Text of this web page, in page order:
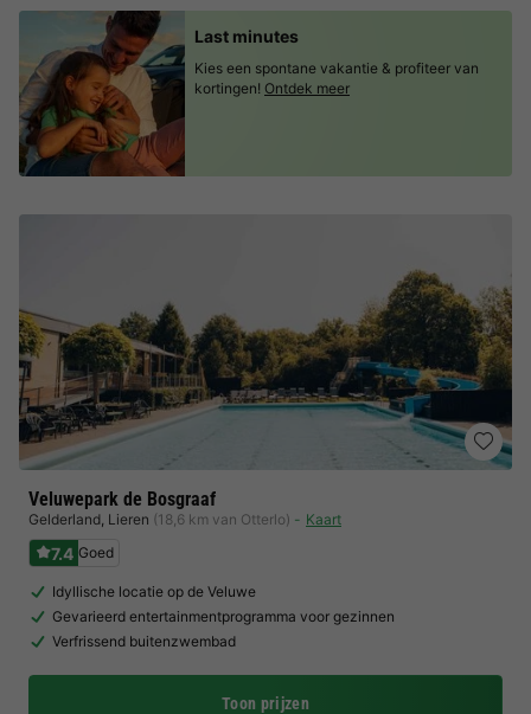
Veluwepark de Bosgraaf
Gelderland, Lieren (18,6 km van Otterlo) Kaart
7.4 Goed
Idyllische locatie op de Veluwe
Gevarieerd entertainmentprogramma voor gezinnen
Verfrissend buitenzwembad
Toon prijzen
Last minutes
Kies een spontane vakantie & profiteer van
kortingen! Ontdek meer